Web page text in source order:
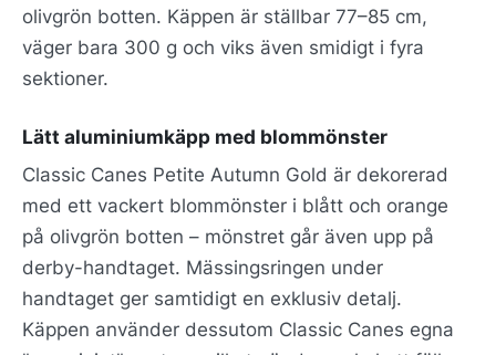
olivgrön botten. Käppen är ställbar 77–85 cm,
väger bara 300 g och viks även smidigt i fyra
sektioner.
Lätt aluminiumkäpp med blommönster
Classic Canes Petite Autumn Gold är dekorerad
med ett vackert blommönster i blått och orange
på olivgrön botten – mönstret går även upp på
derby-handtaget. Mässingsringen under
handtaget ger samtidigt en exklusiv detalj.
Käppen använder dessutom Classic Canes egna